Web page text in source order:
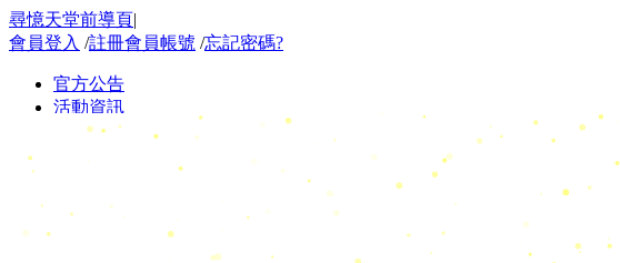
尋憶天堂前導頁|
會員登入 /註冊會員帳號 /忘記密碼?